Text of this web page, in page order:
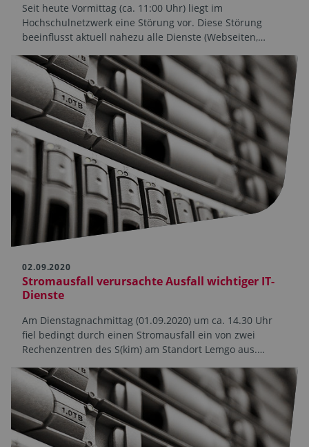
Seit heute Vormittag (ca. 11:00 Uhr) liegt im
Hochschulnetzwerk eine Störung vor. Diese Störung
beeinflusst aktuell nahezu alle Dienste (Webseiten,…
02.09.2020
Stromausfall verursachte Ausfall wichtiger IT-
Dienste
Am Dienstagnachmittag (01.09.2020) um ca. 14.30 Uhr
fiel bedingt durch einen Stromausfall ein von zwei
Rechenzentren des S(kim) am Standort Lemgo aus.…